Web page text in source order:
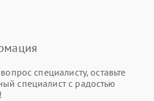
специалисту, оставьте
специалист с радостью